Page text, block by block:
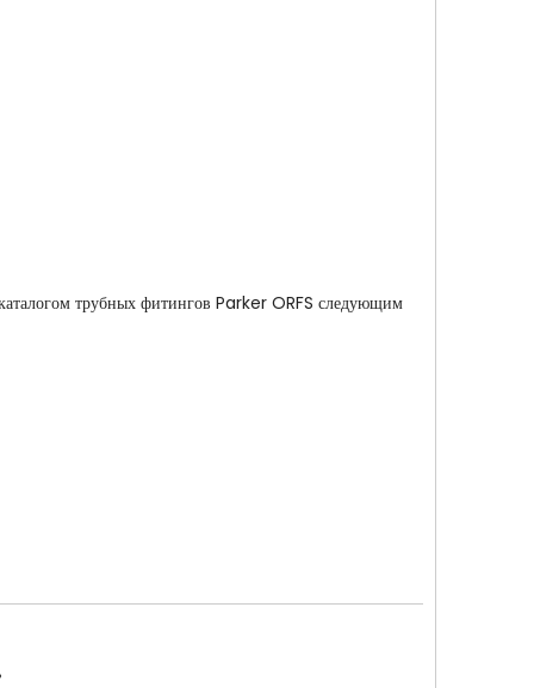
каталогом трубных фитингов Parker ORFS следующим